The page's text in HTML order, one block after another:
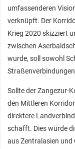
umfassenderen
verknüpft. Der
Krieg 2020 skizziert
zwischen
wurde, soll sowohl
Sollte der Zangezur-
den Mittleren
direktere
schafft. Dies würde
aus Zentralasien und